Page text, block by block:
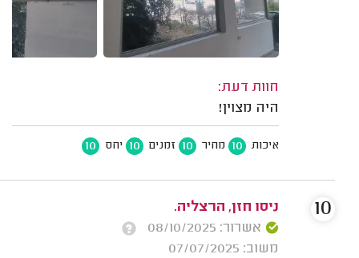
חוות דעת:
היה מצוין!
איכות 10 מחיר 10 זמנים 10 יחס 10
ניסו חזן, הרצליה.
אשרור: 08/10/2025
משוב: 07/07/2025
10